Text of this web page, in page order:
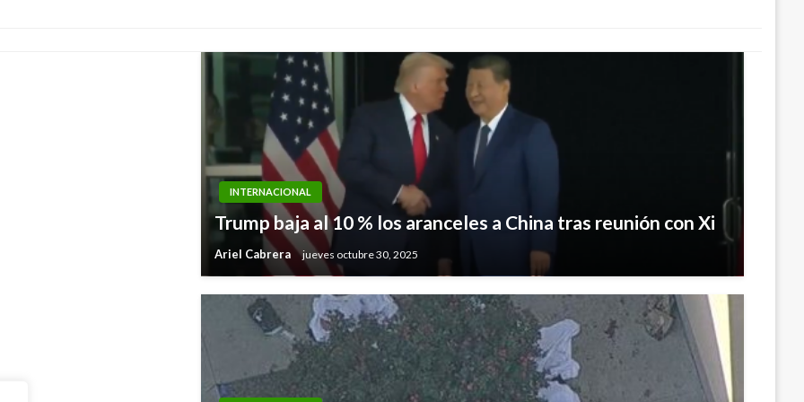
INTERNACIONAL
Trump baja al 10 % los aranceles a China tras reunión con Xi
Ariel Cabrera jueves octubre 30, 2025